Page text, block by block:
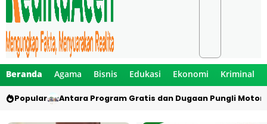
Beranda Agama Bisnis Edukasi Ekonomi Kriminal
Popular Antara Program Gratis dan Dugaan Pungli Motor